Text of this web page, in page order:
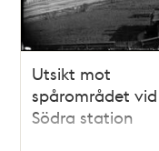
Utsikt mot
spårområdet vid
Södra station